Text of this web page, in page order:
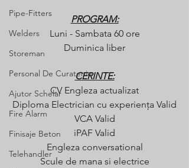
Pipe-Fitters
Welders
Storeman
Personal De Curatenie
Ajutor Schelar
Fire Alarm
Finisaje Beton
Telehandler
PROGRAM:
Luni - Sambata 60 ore
Duminica liber
CERINTE:
CV Engleza actualizat
Diploma Electrician cu experiența Valid
VCA Valid
iPAF Valid
Engleza conversational
Scule de mana si electrice